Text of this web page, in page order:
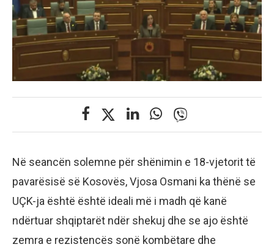
Në seancën solemne për shënimin e 18-vjetorit të
pavarësisë së Kosovës, Vjosa Osmani ka thënë se
UÇK-ja është është ideali më i madh që kanë
ndërtuar shqiptarët ndër shekuj dhe se ajo është
zemra e rezistencës sonë kombëtare dhe